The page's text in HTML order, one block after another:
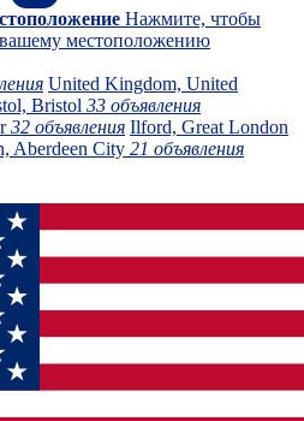
Нажмите, чтобы
местоположению
United Kingdom, United
Bristol 33 объявления
32 объявления Ilford, Great London
Aberdeen City 21 объявления